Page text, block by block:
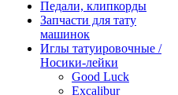
Педали, клипкорды
Запчасти для тату
машинок
Иглы татуировочные /
Носики-лейки
Good Luck
Excalibur